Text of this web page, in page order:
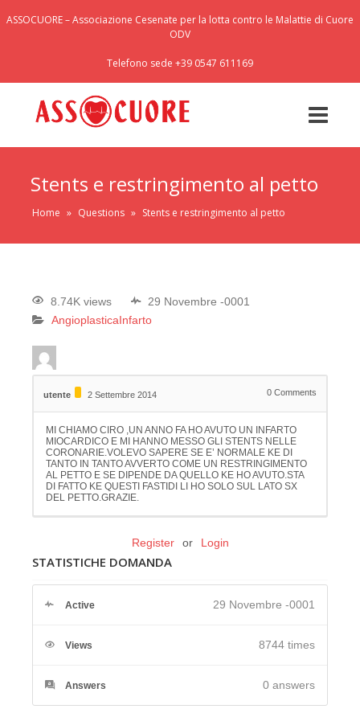
ASSOCUORE – Associazione Cesenate per la lotta contro le Malattie di Cuore
ODV
Telefono sede +39 0547 611169
Stents e restringimento al petto
Home » Questions » Stents e restringimento al petto
8.74K views
29 Novembre -0001
AngioplasticaInfarto
utente 2 Settembre 2014 0 Comments
MI CHIAMO CIRO ,UN ANNO FA HO AVUTO UN INFARTO
MIOCARDICO E MI HANNO MESSO GLI STENTS NELLE
CORONARIE.VOLEVO SAPERE SE E’ NORMALE KE DI
TANTO IN TANTO AVVERTO COME UN RESTRINGIMENTO
AL PETTO E SE DIPENDE DA QUELLO KE HO AVUTO.STA
DI FATTO KE QUESTI FASTIDI LI HO SOLO SUL LATO SX
DEL PETTO.GRAZIE.
Register or Login
STATISTICHE DOMANDA
Active 29 Novembre -0001
Views 8744 times
Answers 0 answers